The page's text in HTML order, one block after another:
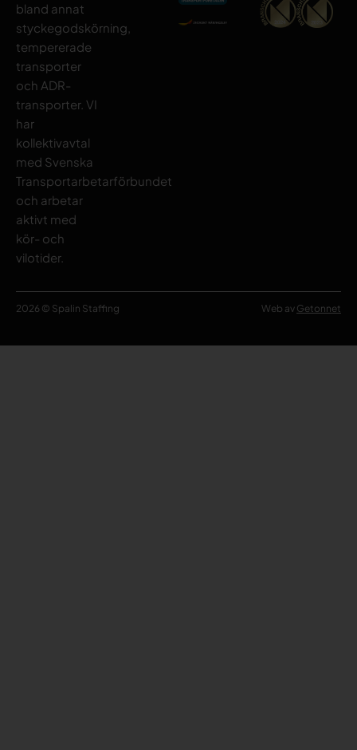
bland annat
styckegodskörning,
tempererade
transporter
och ADR-
transporter. VI
har
kollektivavtal
med Svenska
Transportarbetarförbundet
och arbetar
aktivt med
kör- och
vilotider.
2026 © Spalin Staffing Web av Getonnet